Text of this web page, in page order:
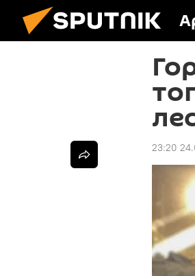
23:20